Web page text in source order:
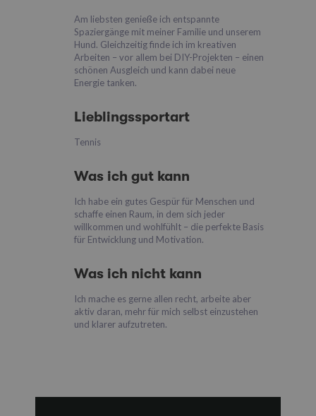
Am liebsten genieße ich entspannte
Spaziergänge mit meiner Familie und unserem
Hund. Gleichzeitig finde ich im kreativen
Arbeiten – vor allem bei DIY-Projekten – einen
schönen Ausgleich und kann dabei neue
Energie tanken.
Lieblingssportart
Tennis
Was ich gut kann
Ich habe ein gutes Gespür für Menschen und
schaffe einen Raum, in dem sich jeder
willkommen und wohlfühlt – die perfekte Basis
für Entwicklung und Motivation.
Was ich nicht kann
Ich mache es gerne allen recht, arbeite aber
aktiv daran, mehr für mich selbst einzustehen
und klarer aufzutreten.